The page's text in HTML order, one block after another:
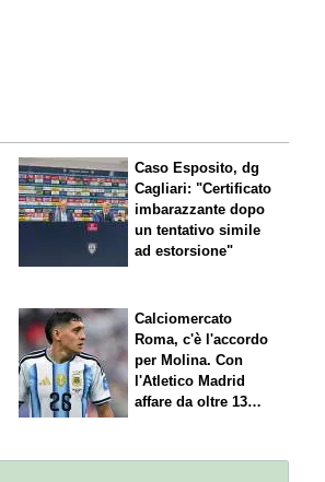
Caso Esposito, dg
Cagliari: "Certificato
imbarazzante dopo
un tentativo simile
ad estorsione"
Calciomercato
Roma, c'è l'accordo
per Molina. Con
l'Atletico Madrid
affare da oltre 13